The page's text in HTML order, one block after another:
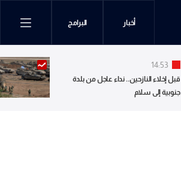
أخبار البرامج
14:53
قبل إخلاء النازحين.. نداء عاجل من بلدة
جنوبية إلى سلام